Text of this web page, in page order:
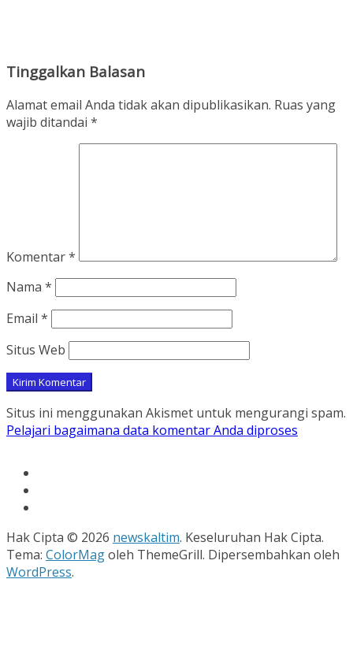
Tinggalkan Balasan
Alamat email Anda tidak akan dipublikasikan. Ruas yang
wajib ditandai *
Komentar*
Nama *
Email *
Situs Web
Situs ini menggunakan Akismet untuk mengurangi spam.
Pelajari bagaimana data komentar Anda diproses
Hak Cipta © 2026 newskaltim. Keseluruhan Hak Cipta.
Tema: ColorMagoleh ThemeGrill. Dipersembahkan oleh
WordPress.